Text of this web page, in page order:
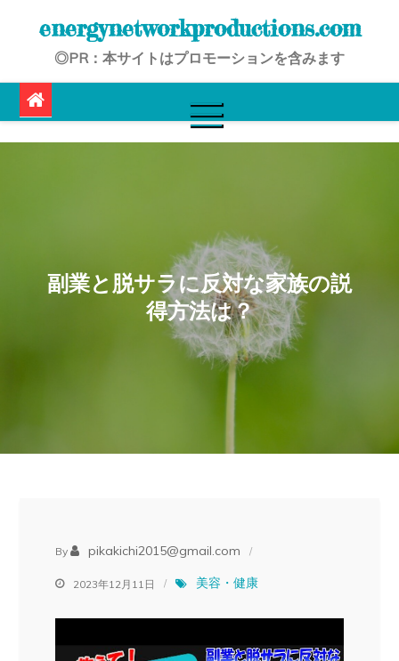
energynetworkproductions.com
◎PR：本サイトはプロモーションを含みます
副業と脱サラに反対な家族の説
得方法は？
By pikakichi2015@gmail.com
2023年12月11日 美容・健康